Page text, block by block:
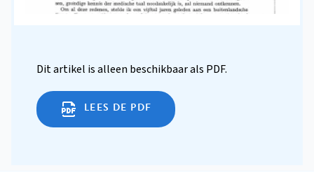
Dit artikel is alleen beschikbaar als PDF.
LEES DE PDF